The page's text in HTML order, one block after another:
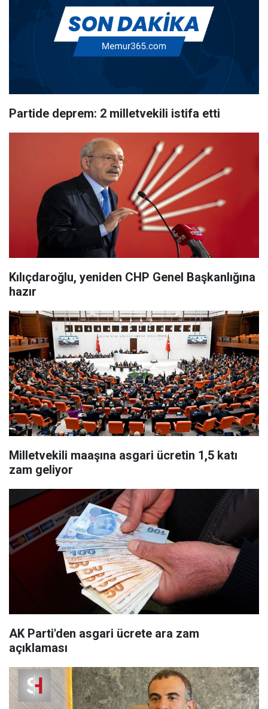
Partide deprem: 2 milletvekili istifa etti
Kılıçdaroğlu, yeniden CHP Genel Başkanlığına
hazır
Milletvekili maaşına asgari ücretin 1,5 katı
zam geliyor
AK Parti'den asgari ücrete ara zam
açıklaması